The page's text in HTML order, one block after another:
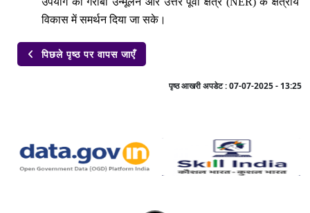
विकास में समर्थन दिया जा सके।
 पिछले पृष्ठ पर वापस जाएँ
पृष्ठ आखरी अपडेट :07-07-2025 - 13:25